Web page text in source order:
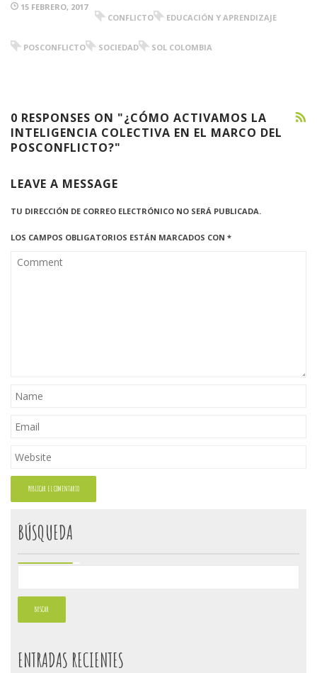
15 FEBRERO, 2017
CONFLICTO
EDUCACIÓN Y APRENDIZAJE
POSCONFLICTO SOCIEDAD SOL COLOMBIA
0 RESPONSES ON "¿CÓMO ACTIVAMOS LA
INTELIGENCIA COLECTIVA EN EL MARCO DEL
POSCONFLICTO?"
LEAVE A MESSAGE
TU DIRECCIÓN DE CORREO ELECTRÓNICO NO SERÁ PUBLICADA.
LOS CAMPOS OBLIGATORIOS ESTÁN MARCADOS CON *
BÚSQUEDA
ENTRADAS RECIENTES